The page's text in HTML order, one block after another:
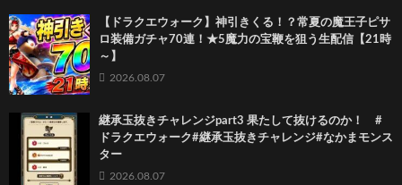
【ドラクエウォーク】神引きくる！？常夏の魔王子ピサ
ロ装備ガチャ70連！★5魔力の宝鞭を狙う生配信【21時
～】
2026.08.07
継承玉抜きチャレンジpart3 果たして抜けるのか！ #
ドラクエウォーク#継承玉抜きチャレンジ#なかまモンス
ター
2026.08.07